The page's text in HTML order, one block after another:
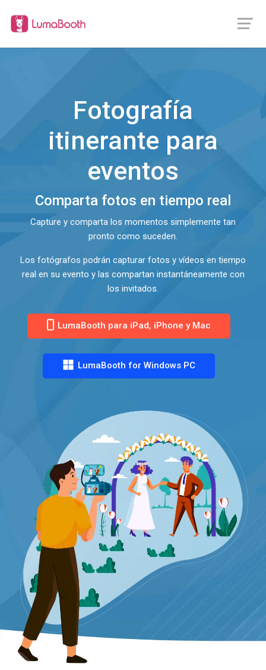
Fotografía
itinerante para
eventos
Comparta fotos en tiempo real
Capture y comparta los momentos simplemente tan
pronto como suceden.
Los fotógrafos podrán capturar fotos y vídeos en tiempo
real en su evento y las compartan instantáneamente con
los invitados.
LumaBooth para iPad, iPhone y Mac
LumaBooth for Windows PC